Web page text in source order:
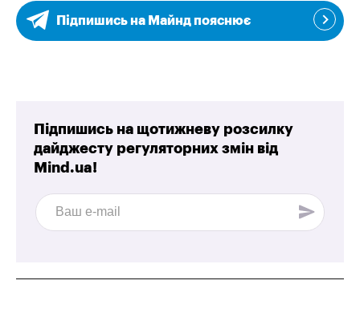
Підпишись на Майнд пояснює
Підпишись на щотижневу розсилку
дайджесту регуляторних змін від
Mind.ua!